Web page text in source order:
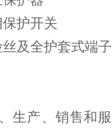
护开关
及全护套式端子
生产、销售和